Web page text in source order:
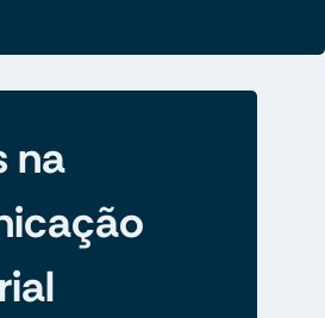
na